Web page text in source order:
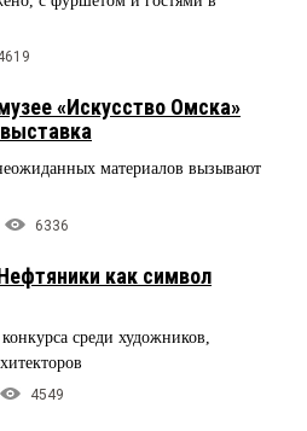
«Искусство Омска»
материалов вызывают
6336
как символ
среди художников,
4549